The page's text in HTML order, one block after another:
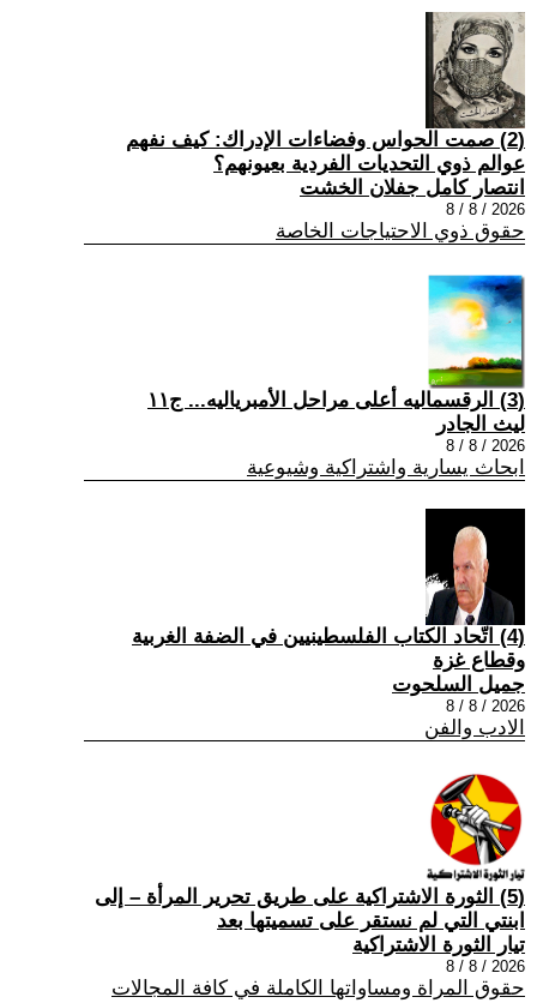
(2) صمت الحواس وفضاءات الإدراك: كيف نفهم
عوالم ذوي التحديات الفردية بعيونهم؟
انتصار كامل جفلان الخشت
2026 / 8 / 8
حقوق ذوي الاحتياجات الخاصة
(3) الرقسماليه أعلى مراحل الأمبرياليه... ج١١
ليث الجادر
2026 / 8 / 8
ابحاث يسارية واشتراكية وشيوعية
(4) اتّحاد الكتاب الفلسطينيين في الضفة الغربية
وقطاع غزة
جميل السلحوت
2026 / 8 / 8
الادب والفن
(5) الثورة الاشتراكية على طريق تحرير المرأة – إلى
ابنتي التي لم نستقر على تسميتها بعد
تيار الثورة الاشتراكية
2026 / 8 / 8
حقوق المراة ومساواتها الكاملة في كافة المجالات